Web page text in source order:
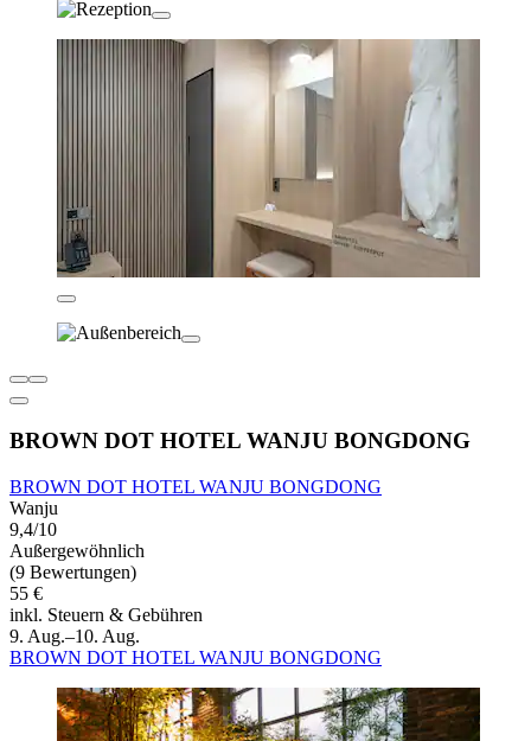
BROWN DOT HOTEL WANJU BONGDONG
BROWN DOT HOTEL WANJU BONGDONG
Wanju
9,4/10
Außergewöhnlich
(9 Bewertungen)
55 €
inkl. Steuern & Gebühren
9. Aug.–10. Aug.
BROWN DOT HOTEL WANJU BONGDONG